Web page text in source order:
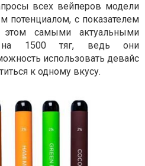
всех вейперов модели
потенциалом, с показателем
самыми актуальными
на 1500 тяг, ведь они
использовать девайс
к одному вкусу.